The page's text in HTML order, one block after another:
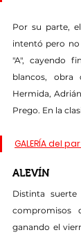
Por su parte,
intentó pero
"A", cayendo
blancos, obra
Hermida,
Prego. En la
GALERÍA del
ALEVÍN
Distinta
compromisos
ganando el